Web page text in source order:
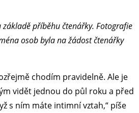
základě příběhu čtenářky. Fotografie
osob byla na žádost čtenářky
chodím pravidelně. Ale je
vidět jednou do půl roku a před
s ním máte intimní vztah,“ píše